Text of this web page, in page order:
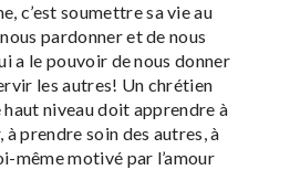
c’est soumettre sa vie au
pardonner et de nous
a le pouvoir de nous donner
les autres! Un chrétien
niveau doit apprendre à
prendre soin des autres, à
même motivé par l’amour